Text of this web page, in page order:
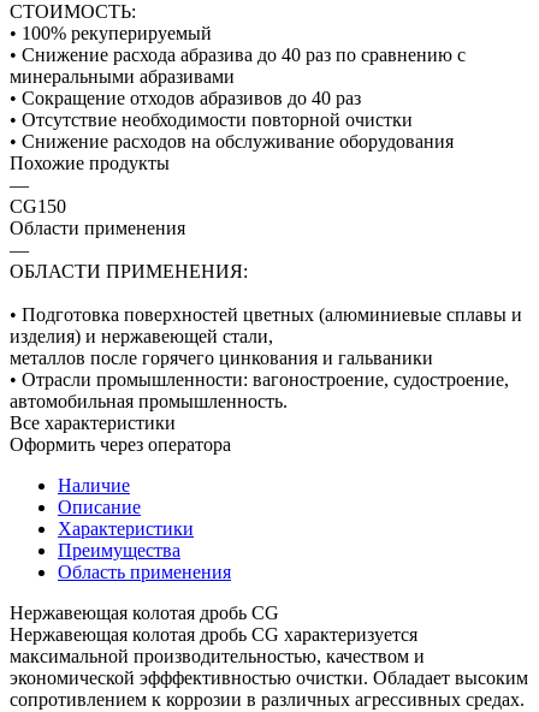
СТОИМОСТЬ:
• 100% рекуперируемый
• Снижение расхода абразива до 40 раз по сравнению с
минеральными абразивами
• Сокращение отходов абразивов до 40 раз
• Отсутствие необходимости повторной очистки
• Снижение расходов на обслуживание оборудования
Похожие продукты
—
CG150
Области применения
—
ОБЛАСТИ ПРИМЕНЕНИЯ:
• Подготовка поверхностей цветных (алюминиевые сплавы и
изделия) и нержавеющей стали,
металлов после горячего цинкования и гальваники
• Отрасли промышленности: вагоностроение, судостроение,
автомобильная промышленность.
Все характеристики
Оформить через оператора
Наличие
Описание
Характеристики
Преимущества
Область применения
Нержавеющая колотая дробь CG
Нержавеющая колотая дробь CG характеризуется
максимальной производительностью, качеством и
экономической эфффективностью очистки. Обладает высоким
сопротивлением к коррозии в различных агрессивных средах.